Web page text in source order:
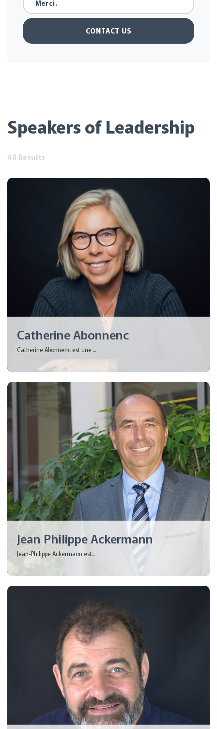
CONTACT US
Speakers of Leadership
40 Results
Catherine Abonnenc
Catherine Abonnenc est une ...
Jean Philippe Ackermann
Jean-Philippe Ackermann est...